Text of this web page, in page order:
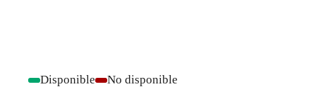
- Disponible - No disponible